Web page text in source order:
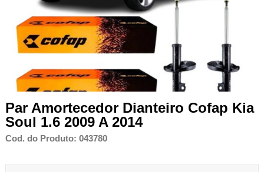
Par Amortecedor Dianteiro Cofap Kia
Soul 1.6 2009 A 2014
Cod. do Produto: 043780